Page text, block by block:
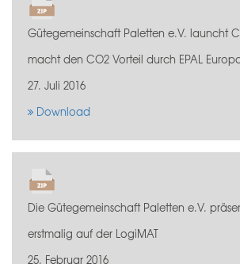
Gütegemeinschaft Paletten e.V. launcht
macht den CO2 Vorteil durch EPAL
27. Juli 2016
Download
Die Gütegemeinschaft Paletten e.V.
erstmalig auf der LogiMAT
25. Februar 2016